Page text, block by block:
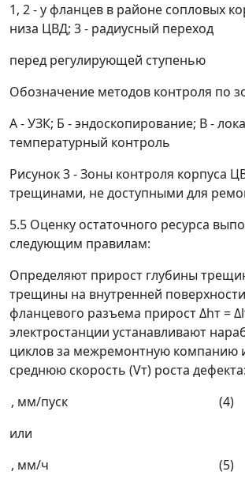
1, 2 - у фланцев в районе сопловых
низа ЦВД; 3 - радиусный переход
перед регулирующей ступенью
Обозначение методов контроля по
А - УЗК; Б - эндоскопирование; В -
температурный контроль
Рисунок 3 - Зоны контроля корпуса
трещинами, не доступными для
5.5 Оценку остаточного ресурса
следующим правилам:
Определяют прирост глубины
трещины на внутренней поверхности
фланцевого разъема приростΔhт=Δl
электростанции устанавливают
циклов за межремонтную компанию
среднюю скорость (Vт) роста дефекта:
, мм/пуск (4)
или
, мм/ч (5)